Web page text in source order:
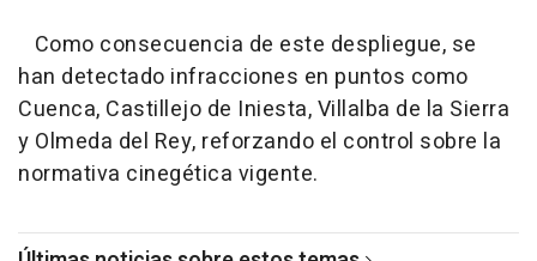
Como consecuencia de este despliegue, se
han detectado infracciones en puntos como
Cuenca, Castillejo de Iniesta, Villalba de la Sierra
y Olmeda del Rey, reforzando el control sobre la
normativa cinegética vigente.